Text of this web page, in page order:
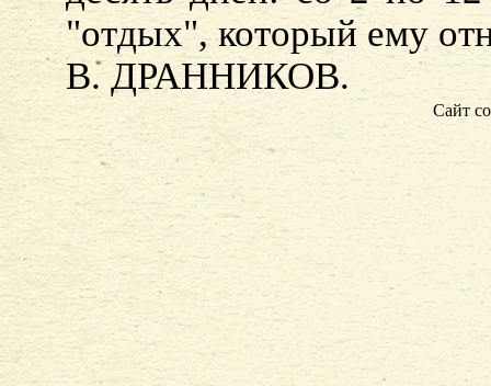
"отдых", который ему
В. ДРАННИКОВ.
Сайт